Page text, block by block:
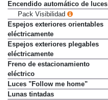
Encendido automático de luces
Pack Visibilidad
Espejos exteriores orientables
eléctricamente
Espejos exteriores plegables
eléctricamente
Freno de estacionamiento
eléctrico
Luces "Follow me home"
Lunas tintadas